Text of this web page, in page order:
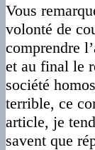
Vous
volonté de
comprendre
et au final le
société
terrible, ce
article, je
savent que